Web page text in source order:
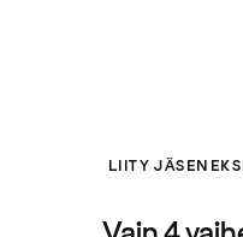
LIITY